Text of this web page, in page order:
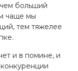
больший
чаще мы
тем тяжелее
и в помине, и